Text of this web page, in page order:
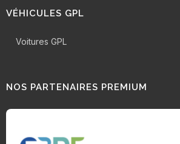
VÉHICULES GPL
Voitures GPL
NOS PARTENAIRES PREMIUM